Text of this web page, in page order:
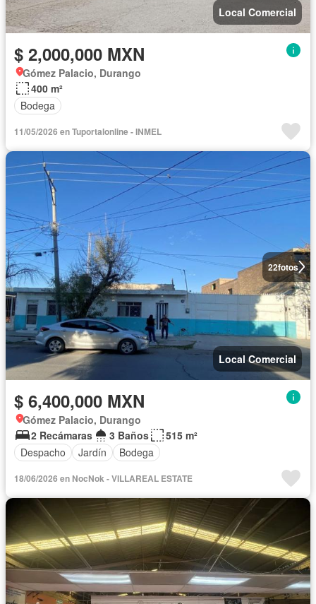
Local Comercial
$ 2,000,000 MXN
Gómez Palacio, Durango
400 m²
Bodega
11/05/2026 en Tuportalonline - INMEL
22fotos
Local Comercial
$ 6,400,000 MXN
Gómez Palacio, Durango
2 Recámaras
3 Baños
515 m²
Despacho
Jardín Bodega
18/06/2026 en NocNok - VILLAREAL ESTATE